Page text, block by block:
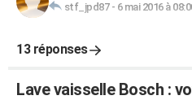
stf_jpd87- 6 mai 2016 à
13 réponses
Lave vaisselle Bosch :